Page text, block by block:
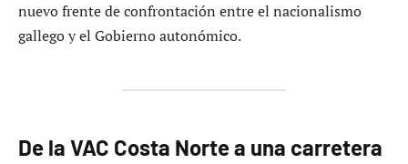
nuevo frente de confrontación entre el nacionalismo
gallego y el Gobierno autonómico.
De la VAC Costa Norte a una carretera